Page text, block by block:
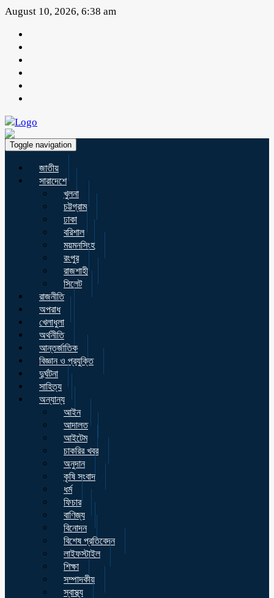
August 10, 2026, 6:38 am
Toggle navigation
জাতীয়
সারাদেশে
খুলনা
চট্টগ্রাম
ঢাকা
বরিশাল
ময়মনসিংহ
রংপুর
রাজশাহী
সিলেট
রাজনীতি
অপরাধ
খেলাধুলা
অর্থনীতি
আন্তর্জাতিক
বিজ্ঞান ও প্রযুক্তি
দুর্ঘটনা
সাহিত্য
অন্যান্য
আইন
আদালত
আইটেম
চাকরির খবর
অনুদান
কৃষি সংবাদ
ধর্ম
ফিচার
বাণিজ্য
বিনোদন
বিশেষ প্রতিবেদন
লাইফস্টাইল
শিক্ষা
সম্পাদকীয়
স্বাস্থ্য